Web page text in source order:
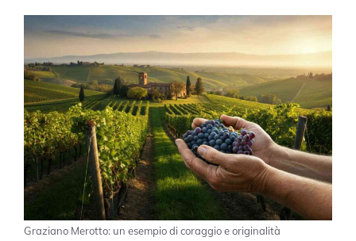
Graziano Merotto: un esempio di coraggio e originalità